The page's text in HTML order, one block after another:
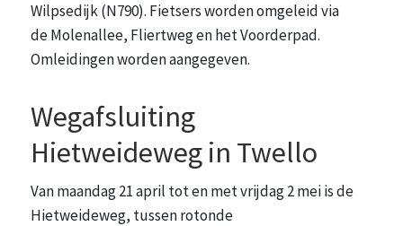
Wilpsedijk (N790). Fietsers worden omgeleid via
de Molenallee, Fliertweg en het Voorderpad.
Omleidingen worden aangegeven.
Wegafsluiting
Hietweideweg in Twello
Van maandag 21 april tot en met vrijdag 2 mei is de
Hietweideweg, tussen rotonde